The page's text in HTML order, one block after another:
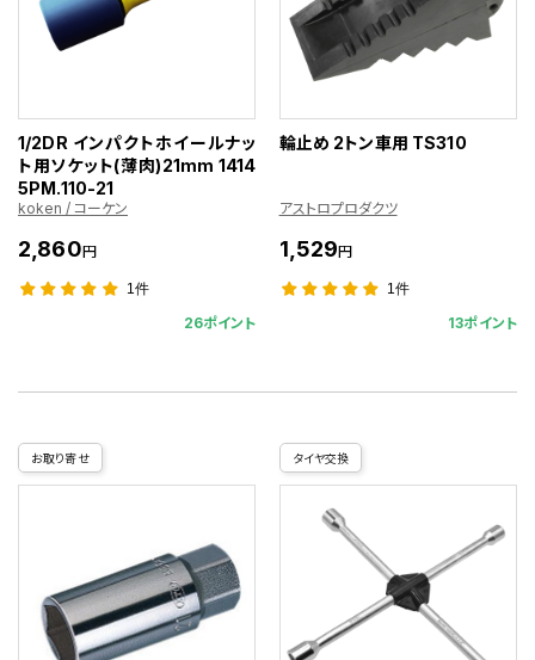
1/2DR インパクトホイールナッ
ト用ソケット(薄肉)21mm 1414
5PM.110-21
koken / コーケン
2,860円
1件
26ポイント
輪止め 2トン車用 TS310
アストロプロダクツ
1,529円
1件
13ポイント
お取り寄せ タイヤ交換